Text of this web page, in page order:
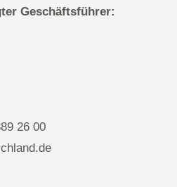
Geschäftsführer:
26 00